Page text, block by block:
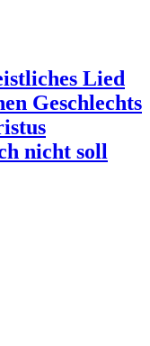
Lied
Geschlechts
nicht soll